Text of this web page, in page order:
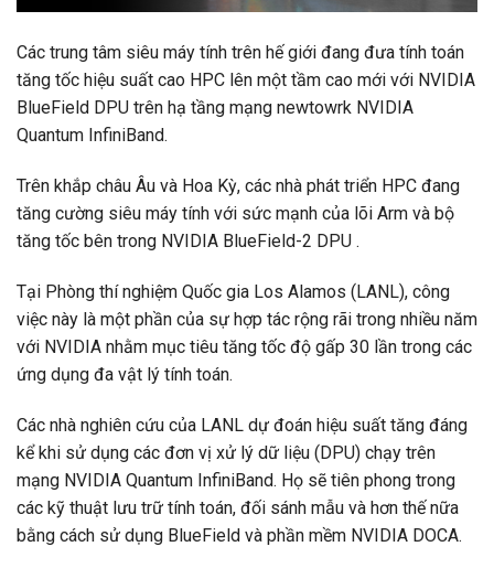
Các trung tâm siêu máy tính trên hế giới đang đưa tính toán
tăng tốc hiệu suất cao HPC lên một tầm cao mới với NVIDIA
BlueField DPU trên hạ tầng mạng newtowrk NVIDIA
Quantum InfiniBand.
Trên khắp châu Âu và Hoa Kỳ, các nhà phát triển HPC đang
tăng cường siêu máy tính với sức mạnh của lõi Arm và bộ
tăng tốc bên trong NVIDIA BlueField-2 DPU .
Tại Phòng thí nghiệm Quốc gia Los Alamos (LANL), công
việc này là một phần của sự hợp tác rộng rãi trong nhiều năm
với NVIDIA nhằm mục tiêu tăng tốc độ gấp 30 lần trong các
ứng dụng đa vật lý tính toán.
Các nhà nghiên cứu của LANL dự đoán hiệu suất tăng đáng
kể khi sử dụng các đơn vị xử lý dữ liệu (DPU) chạy trên
mạng NVIDIA Quantum InfiniBand. Họ sẽ tiên phong trong
các kỹ thuật lưu trữ tính toán, đối sánh mẫu và hơn thế nữa
bằng cách sử dụng BlueField và phần mềm NVIDIA DOCA.